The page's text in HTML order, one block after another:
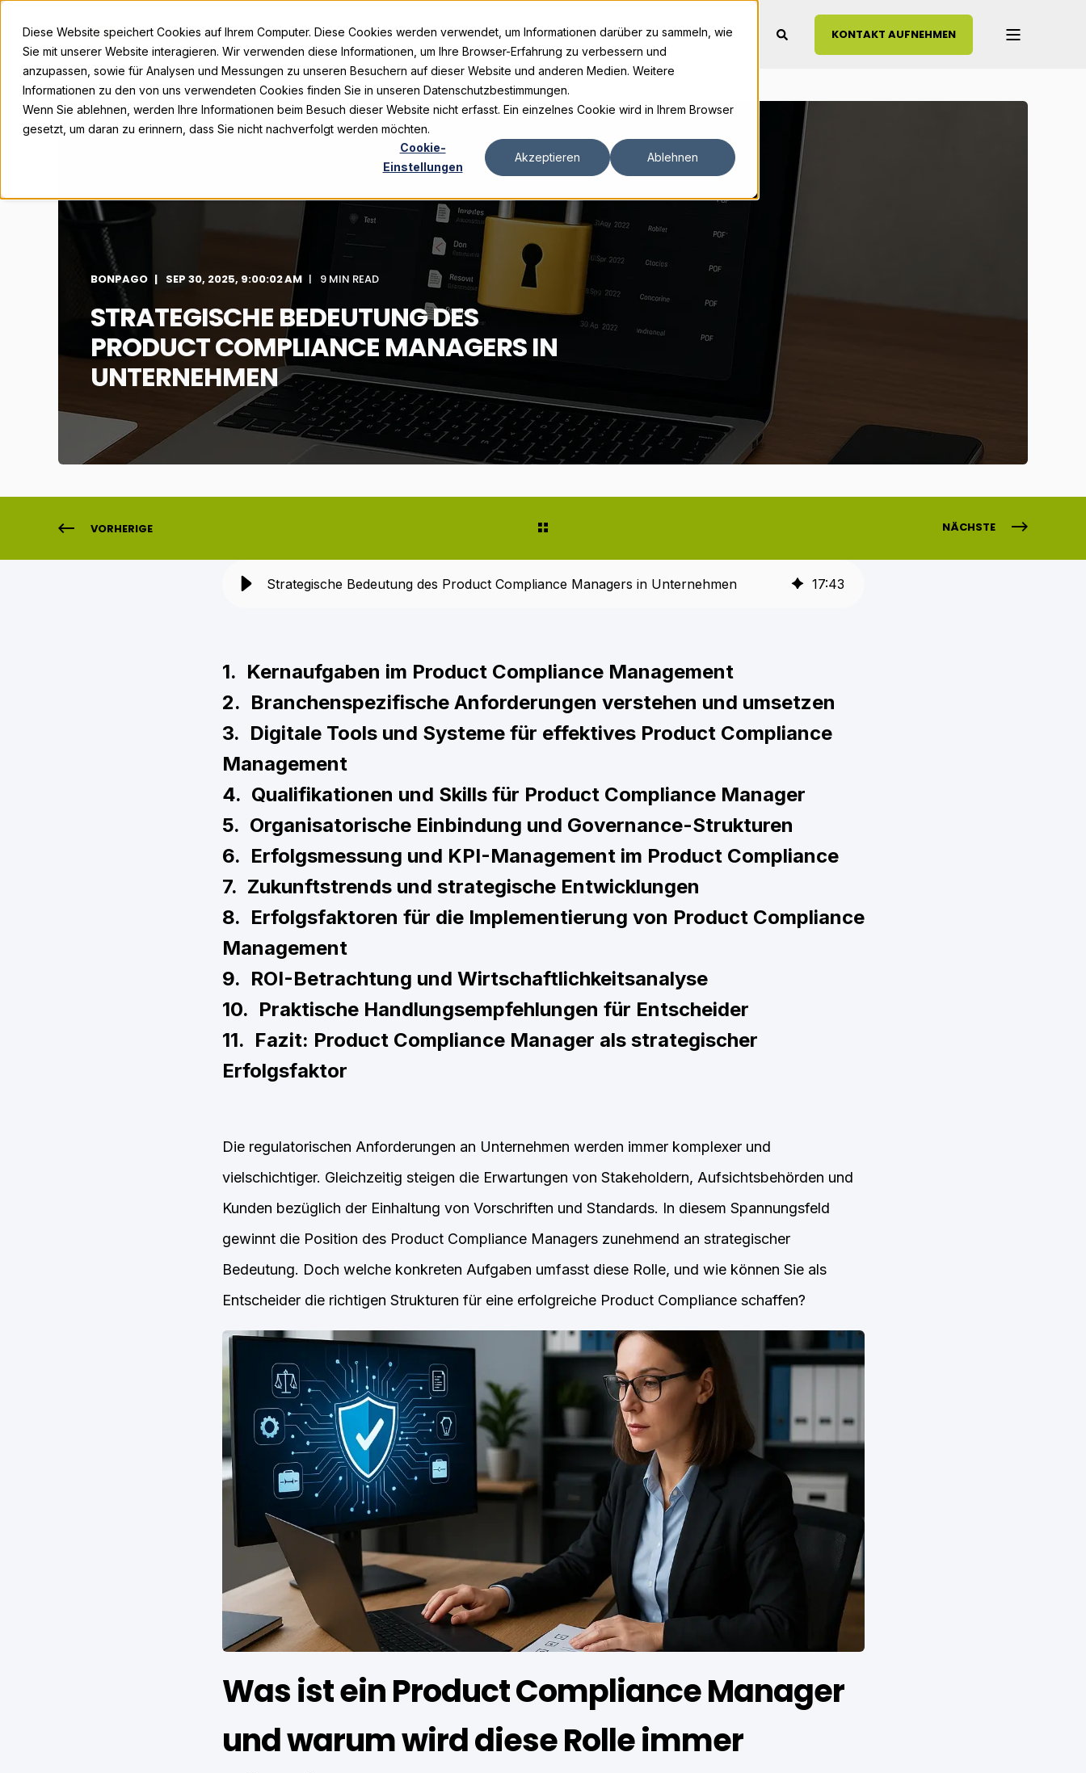
Diese Website speichert Cookies auf Ihrem Computer. Diese Cookies werden verwendet, um Informationen darüber zu sammeln, wie
Sie mit unserer Website interagieren. Wir verwenden diese Informationen, um Ihre Browser-Erfahrung zu verbessern und
anzupassen, sowie für Analysen und Messungen zu unseren Besuchern auf dieser Website und anderen Medien. Weitere
Informationen zu den von uns verwendeten Cookies finden Sie in unseren Datenschutzbestimmungen.
Wenn Sie ablehnen, werden Ihre Informationen beim Besuch dieser Website nicht erfasst. Ein einzelnes Cookie wird in Ihrem Browser
gesetzt, um daran zu erinnern, dass Sie nicht nachverfolgt werden möchten.
Cookie-
Einstellungen
Akzeptieren Ablehnen
KONTAKT AUFNEHMEN
BONPAGO SEP 30, 2025, 9:00:02 AM 9 MIN READ
STRATEGISCHE BEDEUTUNG DES
PRODUCT COMPLIANCE MANAGERS IN
UNTERNEHMEN
VORHERIGE NÄCHSTE
Strategische Bedeutung des Product Compliance Managers in Unternehmen 17:43
1. Kernaufgaben im Product Compliance Management
2. Branchenspezifische Anforderungen verstehen und umsetzen
3. Digitale Tools und Systeme für effektives Product Compliance
Management
4. Qualifikationen und Skills für Product Compliance Manager
5. Organisatorische Einbindung und Governance-Strukturen
6. Erfolgsmessung und KPI-Management im Product Compliance
7. Zukunftstrends und strategische Entwicklungen
8. Erfolgsfaktoren für die Implementierung von Product Compliance
Management
9. ROI-Betrachtung und Wirtschaftlichkeitsanalyse
10. Praktische Handlungsempfehlungen für Entscheider
11. Fazit: Product Compliance Manager als strategischer
Erfolgsfaktor
Die regulatorischen Anforderungen an Unternehmen werden immer komplexer und
vielschichtiger. Gleichzeitig steigen die Erwartungen von Stakeholdern, Aufsichtsbehörden und
Kunden bezüglich der Einhaltung von Vorschriften und Standards. In diesem Spannungsfeld
gewinnt die Position des Product Compliance Managers zunehmend an strategischer
Bedeutung. Doch welche konkreten Aufgaben umfasst diese Rolle, und wie können Sie als
Entscheider die richtigen Strukturen für eine erfolgreiche Product Compliance schaffen?
Was ist ein Product Compliance Manager
und warum wird diese Rolle immer